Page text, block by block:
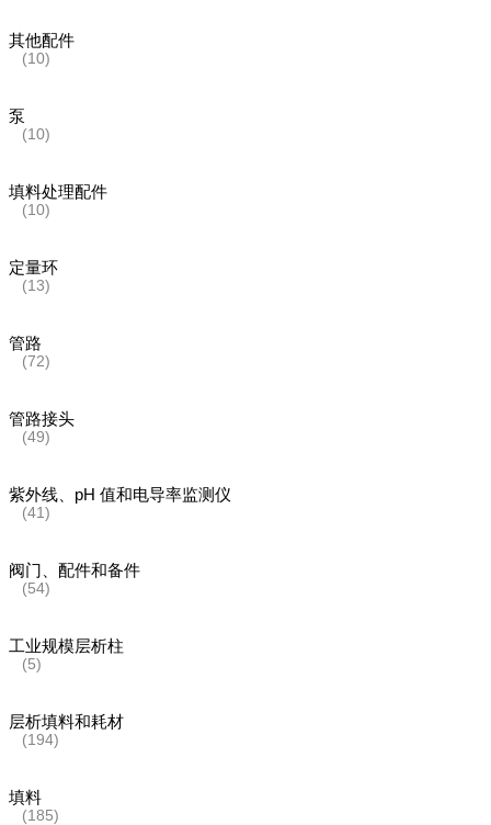
其他配件
(10)
泵
(10)
填料处理配件
(10)
定量环
(13)
管路
(72)
管路接头
(49)
紫外线、pH 值和电导率监测仪
(41)
阀门、配件和备件
(54)
工业规模层析柱
(5)
层析填料和耗材
(194)
填料
(185)